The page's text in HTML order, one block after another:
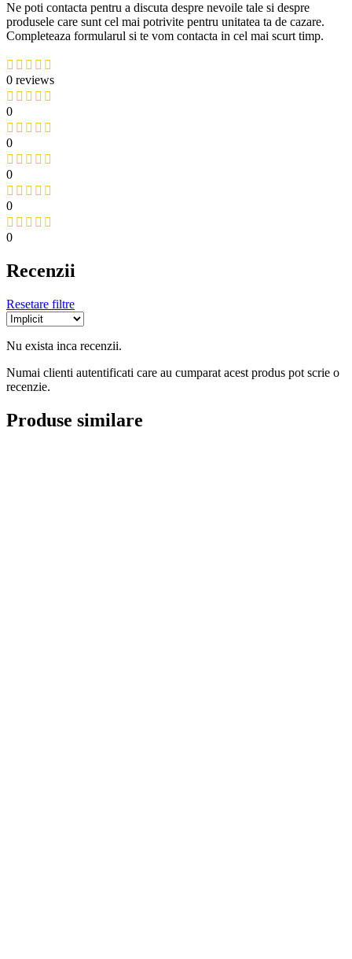
Ne poti contacta pentru a discuta despre nevoile tale si despre
produsele care sunt cel mai potrivite pentru unitatea ta de cazare.
Completeaza formularul si te vom contacta in cel mai scurt timp.
0 reviews
0
0
0
0
0
Recenzii
Resetare filtre
Nu exista inca recenzii.
Numai clienti autentificati care au cumparat acest produs pot scrie o
recenzie.
Produse similare